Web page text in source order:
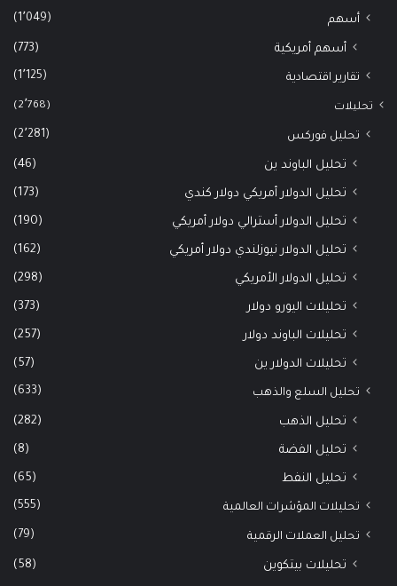
أسهم (1٬049)
أسهم أمريكية (773)
تقارير اقتصادية (1٬125)
تحليلات (2٬768)
تحليل فوركس (2٬281)
تحليل الباوند ين (46)
تحليل الدولار أمريكي دولار كندي (173)
تحليل الدولار أسترالي دولار أمريكي (190)
تحليل الدولار نيوزلندي دولار أمريكي (162)
تحليل الدولار الأمريكي (298)
تحليلات اليورو دولار (373)
تحليلات الباوند دولار (257)
تحليلات الدولار ين (57)
تحليل السلع والذهب (633)
تحليل الذهب (282)
تحليل الفضة (8)
تحليل النفط (65)
تحليلات المؤشرات العالمية (555)
تحليل العملات الرقمية (79)
تحليلات بيتكوين (58)